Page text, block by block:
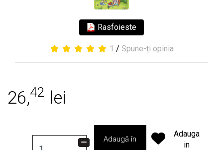
Rasfoieste
1 / Spune-ți opinia
26,42 lei
Adaugă în
Adauga
in